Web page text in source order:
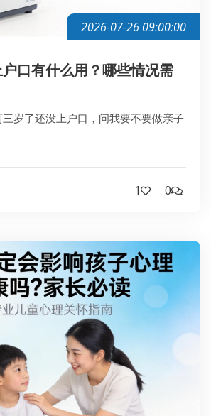
2026-07-26 09:00:00
口有什么用？哪些情况需
岁了还没上户口，问我要不要做亲子
1 0